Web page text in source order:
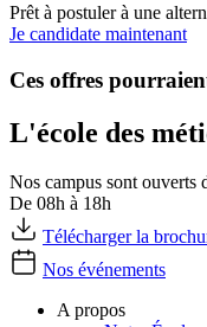
Prêt à postuler à une
Je candidate maintenant
Ces offres
L'école des
Nos campus sont ouverts
De 08h à 18h
Télécharger la
Nos événements
A propos